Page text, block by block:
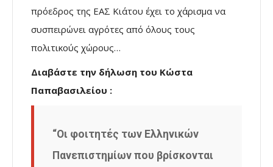
πρόεδρος της ΕΑΣ Κιάτου έχει το χάρισμα να
συσπειρώνει αγρότες από όλους τους
πολιτικούς χώρους…
Διαβάστε την δήλωση του Κώστα
Παπαβασιλείου :
“Οι φοιτητές των Ελληνικών
Πανεπιστημίων που βρίσκονται